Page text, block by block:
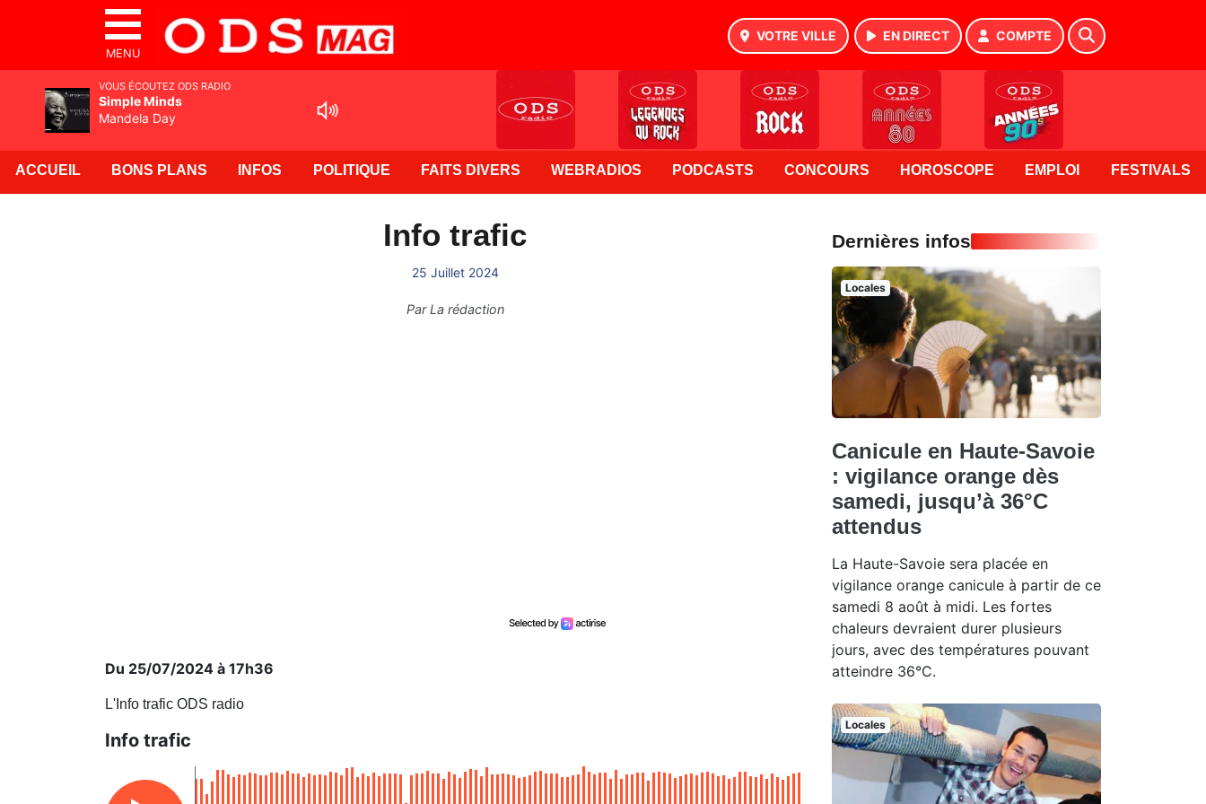
MENU
VOTRE VILLE EN DIRECT COMPTE
ACCUEIL BONS PLANS INFOS POLITIQUE FAITS DIVERS WEBRADIOS PODCASTS CONCOURS HOROSCOPE EMPLOI FESTIVALS
Info trafic
25 Juillet 2024
ParLa rédaction
Du 25/07/2024 à 17h36
L'Info trafic ODS radio
Info trafic
Dernières infos
Locales
Canicule en Haute-Savoie
: vigilance orange dès
samedi, jusqu’à 36°C
attendus
La Haute-Savoie sera placée en
vigilance orange canicule à partir de ce
samedi 8 août à midi. Les fortes
chaleurs devraient durer plusieurs
jours, avec des températures pouvant
atteindre 36°C.
Locales
VOUS ÉCOUTEZ ODS RADIO
Simple Minds
Mandela Day